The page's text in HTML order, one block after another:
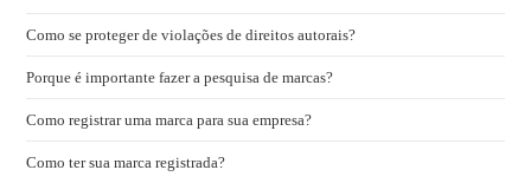
Como se proteger de violações de direitos autorais?
Porque é importante fazer a pesquisa de marcas?
Como registrar uma marca para sua empresa?
Como ter sua marca registrada?